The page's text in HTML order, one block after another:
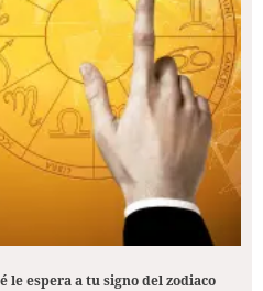
le espera a tu signo del zodiaco